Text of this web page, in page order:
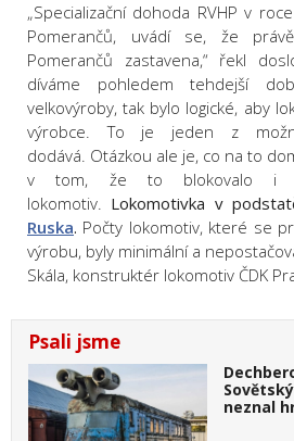
„Specializační dohoda RVHP v
Pomerančů, uvádí se, že
Pomerančů zastavena,“ řekl
díváme pohledem tehdejší
velkovýroby, tak bylo logické, aby
výrobce. To je jeden z
dodává. Otázkou ale je, co na to
v tom, že to blokovalo i
lokomotiv. Lokomotivka v
Ruska. Počty lokomotiv, které se
výrobu, byly minimální a
Skála, konstruktér lokomotiv ČDK
Psali jsme
neznal